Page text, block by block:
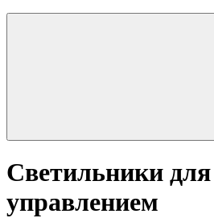
Светильники
управлением